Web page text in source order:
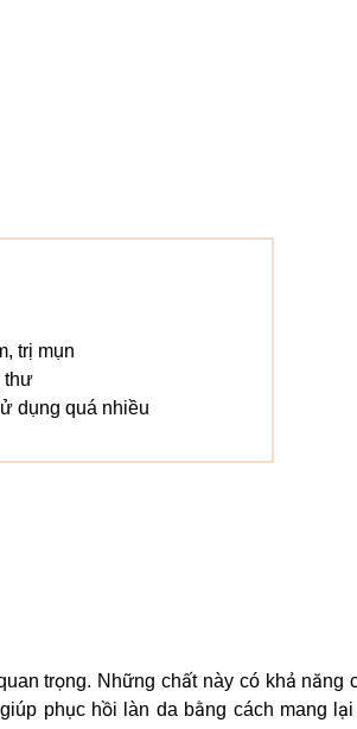
trị mụn
thư
dụng quá nhiều
trọng. Những chất này có khả năng
phục hồi làn da bằng cách mang lại